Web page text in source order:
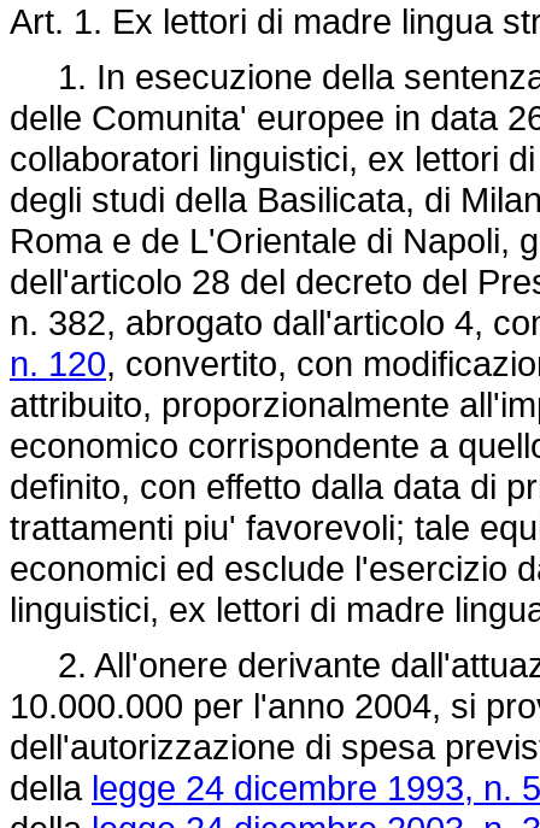
Art. 1. Ex lettori di madre lingua
1. In esecuzione della
delle Comunita' europee in data
collaboratori linguistici, ex lettori
degli studi della Basilicata, di
Roma e de L'Orientale di Napoli,
dell'articolo 28 del decreto del
n. 382, abrogato dall'articolo 4,
n. 120, convertito, con
attribuito, proporzionalmente
economico corrispondente a
definito, con effetto dalla data di
trattamenti piu' favorevoli; tale
economici ed esclude l'esercizio
linguistici, ex lettori di madre
2. All'onere derivante
10.000.000 per l'anno 2004, si
dell'autorizzazione di spesa
della legge 24 dicembre 1993, n.